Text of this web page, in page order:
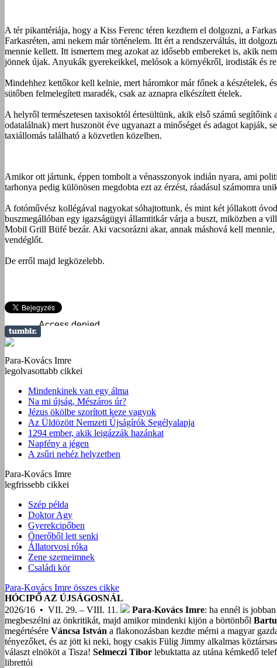
A tér pikantériája, hogy a Kiss Ferenc téren kezdtem el dolgozni, a
Farkasréten, ami nekem már történelem. Itt ért a rendszerváltás, itt
mennie kellett. Itt ismertem meg azokat az idősebb embereket is, akik
jönnek újak. Anyukák gyerekeikkel, melósok a környékről, irodisták és
Mindehhez kettőkor kell kelnie, mert háromkor már főnek a készételek,
sütőben felmelegített maradék, csak az aznapra elkészített ételek.
A helyről természetesen taxisoktól értesültünk, akik első számú
odatalálnak) mert huszonöt éve ugyanazt a minőséget és adagot kapják,
taxiállomás található a közvetlen közelben.
Amikor ott jártunk, éppen tombolt a vénasszonyok indián nyara, ami
tarhonya pedig különösen megdobta ezt az érzést, ráadásul számomra
A fotóművész kollégával nagyokat sóhajtottunk, és mint két jóllakott
buszmegállóban egy igazságügyi államtitkár várja a buszt, miközben a
Mobil Grill Büfé bezár. Aki vacsorázni akar, annak máshová kell
vendéglőt.
De erről majd legközelebb.
Para-Kovács Imre
legolvasottabb cikkei
Mindenkinek van egy álma
Na mi újság, Mészáros úr?
Jézus ökölbe szorított keze vagyok
Az Üldözött Nemzeti Újságírók Segélyalapja
1294 ember, akik leigázzák hazánkat
Napfény a jégen
A zsűri nehéz helyzetben
Para-Kovács Imre
legfrissebb cikkei
Szép példa
Doktor Agy
Gyerekcipőben
Önerőből lett senki
Állatorvosi róka
Zene szemeimnek
Családi kör
Para-Kovács Imre összes cikke
HÓCIPŐ AZ ÚJSÁGOSNÁL
2026/16 • VII. 29. – VIII. 11.
Para-Kovács Imre: ha ennél is
megbeszélni az önkritikát, majd amikor mindenki kijön a börtönből
megértésére Váncsa István a flakonozásban kezdte mérni a magyar
tényezőket, és az jött ki neki, hogy csakis Fülig Jimmy alkalmas
választ elnököt a Tisza! Selmeczi Tibor lebuktatta az utána kémkedő
librettói